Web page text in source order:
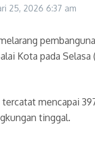
25, 2026 6:37 am
Kota pada
mencapai
tinggal.